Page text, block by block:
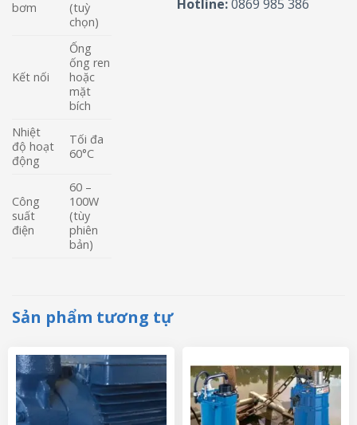
bơm
(tuỳ
chọn)
Kết nối
Ống
ống ren
hoặc
mặt
bích
Nhiệt
độ hoạt
động
Tối đa
60°C
Công
suất
điện
60 –
100W
(tùy
phiên
bản)
Hotline:0869 985 386
Sản phẩm tương tự